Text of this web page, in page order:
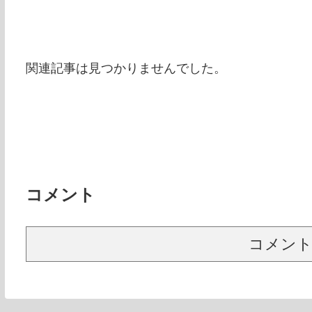
関連記事は見つかりませんでした。
コメント
コメン